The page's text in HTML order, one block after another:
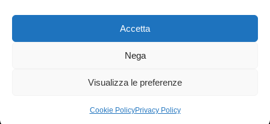
Accetta
Nega
Visualizza le preferenze
Cookie PolicyPrivacy Policy